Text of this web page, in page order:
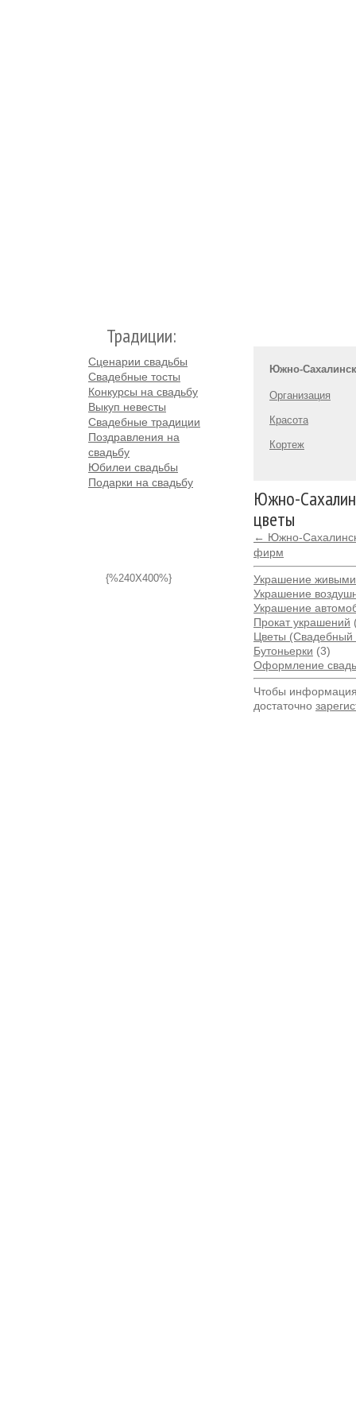
Традиции:
Сценарии свадьбы
Свадебные тосты
Конкурсы на свадьбу
Выкуп невесты
Свадебные традиции
Поздравления на
свадьбу
Юбилеи свадьбы
Подарки на свадьбу
{%240X400%}
Южно-Сахалинск
Организация
Красота
Кортеж
Южно-
цветы
← Южно-
фирм
Украшение
Украшение
Украшение
Прокат украшений
Цветы (Свадебный
Бутоньерки (3)
Оформление
Чтобы
достаточно